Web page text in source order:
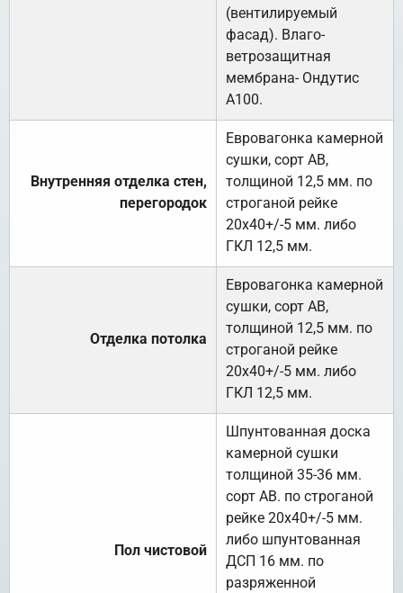
(вентилируемый
фасад). Влаго-
ветрозащитная
мембрана- Ондутис
А100.
Внутренняя отделка стен,
перегородок
Евровагонка камерной
сушки, сорт АВ,
толщиной 12,5 мм. по
строганой рейке
20х40+/-5 мм. либо
ГКЛ 12,5 мм.
Отделка потолка
Евровагонка камерной
сушки, сорт АВ,
толщиной 12,5 мм. по
строганой рейке
20х40+/-5 мм. либо
ГКЛ 12,5 мм.
Пол чистовой
Шпунтованная доска
камерной сушки
толщиной 35-36 мм.
сорт АВ. по строганой
рейке 20х40+/-5 мм.
либо шпунтованная
ДСП 16 мм. по
разряженной